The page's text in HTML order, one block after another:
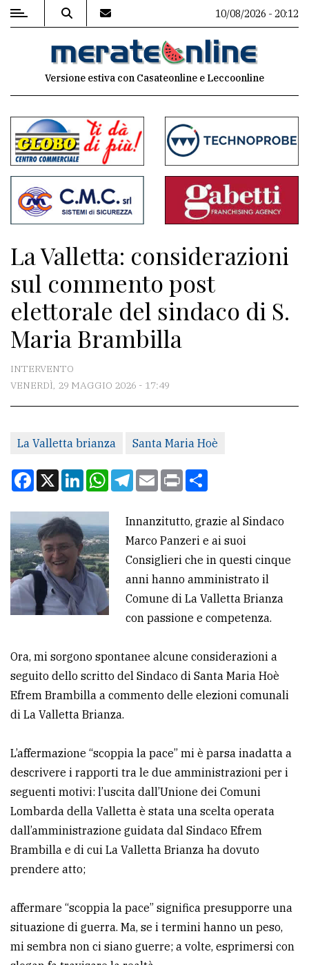
MENU
commenti
Contenuti
del
sito
Associazioni
Meteo
CONTATTI
La
redazione
Per
tua
CERCA
Cerca
per
comune
avanzata
LE
ALTRE
Privacy
10/08/2026 - 20:12
Versione estiva con Casateonline e Leccoonline
La Valletta: considerazioni
sul commento post
elettorale del sindaco di S.
Maria Brambilla
INTERVENTO
VENERDÌ, 29 MAGGIO 2026 - 17:49
La Valletta brianza Santa Maria Hoè
Facebook
X LinkedInWhatsApp
Telegram
EmailPrint
Innanzitutto, grazie al Sindaco
Marco Panzeri e ai suoi
Consiglieri che in questi cinque
anni hanno amministrato il
Comune di La Valletta Brianza
con passione e competenza.
Ora, mi sorgono spontanee alcune considerazioni a
seguito dello scritto del Sindaco di Santa Maria Hoè
Efrem Brambilla a commento delle elezioni comunali
di La Valletta Brianza.
L’affermazione “scoppia la pace” mi è parsa inadatta a
descrivere i rapporti tra le due amministrazioni per i
seguenti motivi: l’uscita dall’Unione dei Comuni
Lombarda della Valletta è stata una scelta operata
dall’amministrazione guidata dal Sindaco Efrem
Brambilla e di cui La Valletta Brianza ha dovuto
prendere atto;
affermare “scoppia la pace” significa presupporre una
situazione di guerra. Ma, se i termini hanno un peso,
mi sembra non ci siano guerre; a volte, esprimersi con